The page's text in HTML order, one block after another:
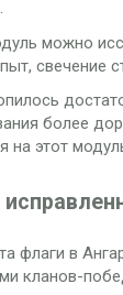
можно
свечение
более
на этот
флаги в
кланов-